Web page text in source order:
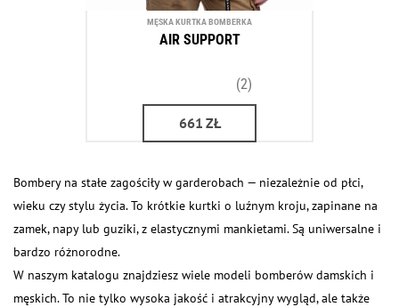
MĘSKA KURTKA BOMBERKA
AIR SUPPORT
(2)
661 ZŁ
Bombery na stałe zagościły w garderobach — niezależnie od płci,
wieku czy stylu życia. To krótkie kurtki o luźnym kroju, zapinane na
zamek, napy lub guziki, z elastycznymi mankietami. Są uniwersalne i
bardzo różnorodne.
W naszym katalogu znajdziesz wiele modeli bomberów damskich i
męskich. To nie tylko wysoka jakość i atrakcyjny wygląd, ale także